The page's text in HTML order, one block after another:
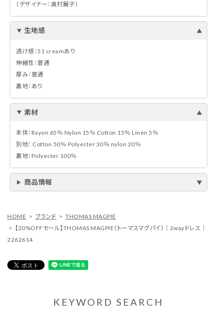
（デザイナー：奥村展子）
生地感
透け感：51 creamあり
伸縮性：普通
厚み：普通
裏地：あり
素材
本体：Rayon 65％ Nylon 15％ Cotton 15％ Linen 5％
別地： Cotton 50％ Polyester 30％ nylon 20％
裏地：Polyester 100％
商品情報
HOME ブランド
THOMAS MAGPIE
【20%OFFセール】THOMAS MAGPIE（トーマスマグパイ）｜2wayドレス｜
2262614
KEYWORD SEARCH